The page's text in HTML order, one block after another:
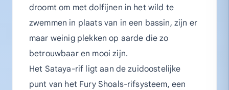
droomt om met dolfijnen in het wild te
zwemmen in plaats van in een bassin, zijn er
maar weinig plekken op aarde die zo
betrouwbaar en mooi zijn.
Het Sataya-rif ligt aan de zuidoostelijke
punt van het Fury Shoals-rifsysteem, een